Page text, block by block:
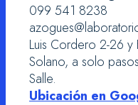
099 541 8238
Luis Cordero 2-26 y
Solano, a solo
Salle.
Ubicación en